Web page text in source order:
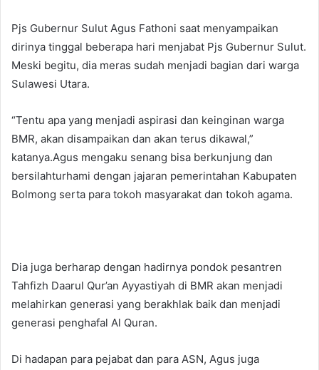
Pjs Gubernur Sulut Agus Fathoni saat menyampaikan
dirinya tinggal beberapa hari menjabat Pjs Gubernur Sulut.
Meski begitu, dia meras sudah menjadi bagian dari warga
Sulawesi Utara.
“Tentu apa yang menjadi aspirasi dan keinginan warga
BMR, akan disampaikan dan akan terus dikawal,”
katanya.Agus mengaku senang bisa berkunjung dan
bersilahturhami dengan jajaran pemerintahan Kabupaten
Bolmong serta para tokoh masyarakat dan tokoh agama.
Dia juga berharap dengan hadirnya pondok pesantren
Tahfizh Daarul Qur’an Ayyastiyah di BMR akan menjadi
melahirkan generasi yang berakhlak baik dan menjadi
generasi penghafal Al Quran.
Di hadapan para pejabat dan para ASN, Agus juga